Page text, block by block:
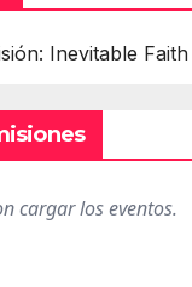
Inevitable